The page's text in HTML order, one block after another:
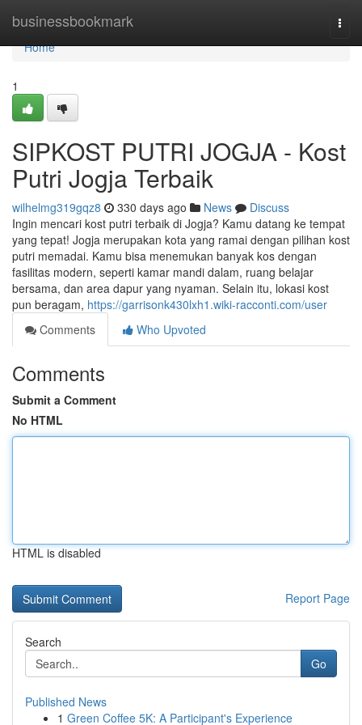
businessbookmark
Home
Home
1
SIPKOST PUTRI JOGJA - Kost
Putri Jogja Terbaik
wilhelmg319gqz8 330 days ago News
Discuss
Ingin mencari kost putri terbaik di Jogja? Kamu datang ke tempat
yang tepat! Jogja merupakan kota yang ramai dengan pilihan kost
putri memadai. Kamu bisa menemukan banyak kos dengan
fasilitas modern, seperti kamar mandi dalam, ruang belajar
bersama, dan area dapur yang nyaman. Selain itu, lokasi kost
pun beragam, https://garrisonk430lxh1.wiki-racconti.com/user
Comments
Who Upvoted
Comments
Submit a Comment
No HTML
HTML is disabled
Report Page
Search
Go
Published News
1 Green Coffee 5K: A Participant's Experience